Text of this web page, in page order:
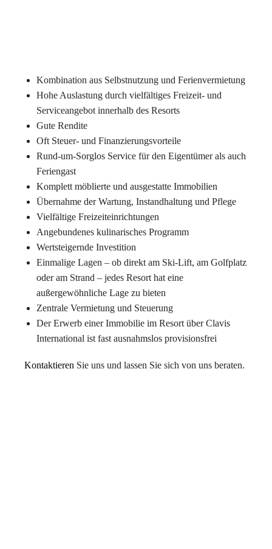
Kombination aus Selbstnutzung und Ferienvermietung
Hohe Auslastung durch vielfältiges Freizeit- und
Serviceangebot innerhalb des Resorts
Gute Rendite
Oft Steuer- und Finanzierungsvorteile
Rund-um-Sorglos Service für den Eigentümer als auch
Feriengast
Komplett möblierte und ausgestatte Immobilien
Übernahme der Wartung, Instandhaltung und Pflege
Vielfältige Freizeiteinrichtungen
Angebundenes kulinarisches Programm
Wertsteigernde Investition
Einmalige Lagen – ob direkt am Ski-Lift, am Golfplatz
oder am Strand – jedes Resort hat eine
außergewöhnliche Lage zu bieten
Zentrale Vermietung und Steuerung
Der Erwerb einer Immobilie im Resort über Clavis
International ist fast ausnahmslos provisionsfrei
Kontaktieren Sie uns und lassen Sie sich von uns beraten.